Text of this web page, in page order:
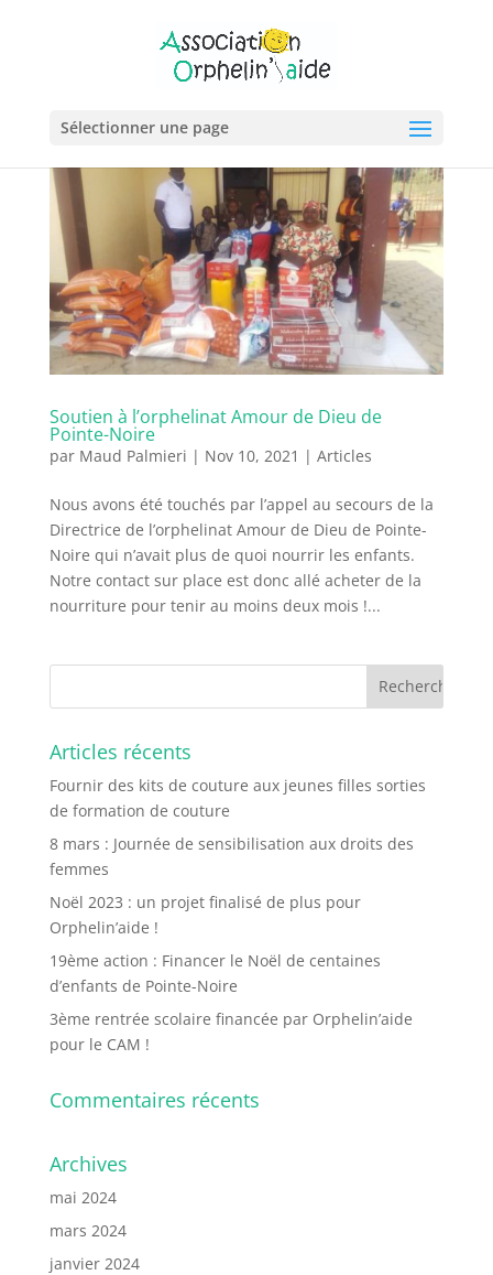
Sélectionner une page
Soutien à l’orphelinat Amour de Dieu de
Pointe-Noire
par Maud Palmieri | Nov 10, 2021 | Articles
Nous avons été touchés par l’appel au secours de la
Directrice de l’orphelinat Amour de Dieu de Pointe-
Noire qui n’avait plus de quoi nourrir les enfants.
Notre contact sur place est donc allé acheter de la
nourriture pour tenir au moins deux mois !...
Articles récents
Fournir des kits de couture aux jeunes filles sorties
de formation de couture
8 mars : Journée de sensibilisation aux droits des
femmes
Noël 2023 : un projet finalisé de plus pour
Orphelin’aide !
19ème action : Financer le Noël de centaines
d’enfants de Pointe-Noire
3ème rentrée scolaire financée par Orphelin’aide
pour le CAM !
Commentaires récents
Archives
mai 2024
mars 2024
janvier 2024